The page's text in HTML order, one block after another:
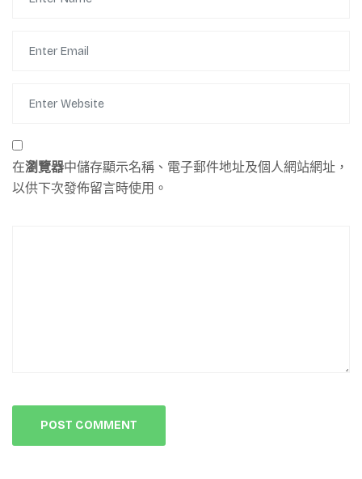
在瀏覽器中儲存顯示名稱、電子郵件地址及個人網站網址，
以供下次發佈留言時使用。